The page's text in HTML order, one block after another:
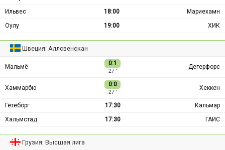
Ильвес
18:00
Мариехамн
Оулу
19:00 ХИК
Швеция: Аллсвенскан
Мальмё 0:1
27 ′
Дегерфорс
Хаммарбю 0:0
27 ′
Хеккен
Гётеборг 17:30
Кальмар
Хальмстад
17:30 ГАИС
Грузия: Высшая лига